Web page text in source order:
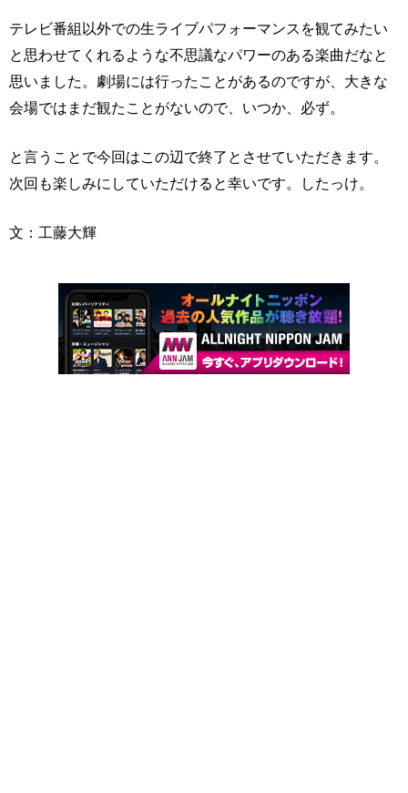
テレビ番組以外での生ライブパフォーマンスを観てみたい
と思わせてくれるような不思議なパワーのある楽曲だなと
思いました。劇場には行ったことがあるのですが、大きな
会場ではまだ観たことがないので、いつか、必ず。
と言うことで今回はこの辺で終了とさせていただきます。
次回も楽しみにしていただけると幸いです。したっけ。
文：工藤大輝